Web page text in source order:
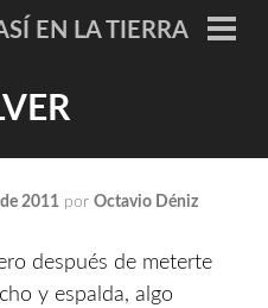
EN LA TIERRA
2011por Octavio Déniz
después de meterte
y espalda, algo